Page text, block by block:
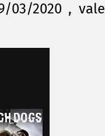
03/2020 , vale